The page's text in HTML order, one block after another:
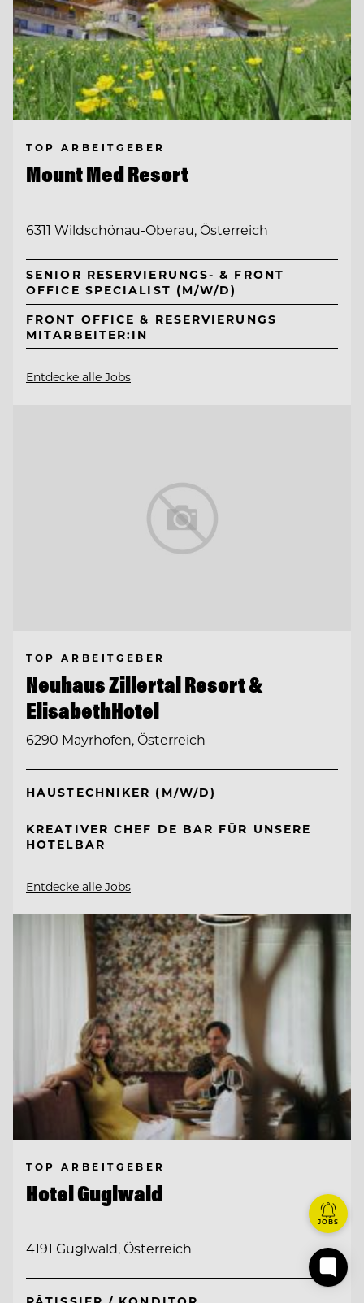
TOP ARBEITGEBER
Mount Med Resort
6311 Wildschönau-Oberau, Österreich
SENIOR RESERVIERUNGS- & FRONT
OFFICE SPECIALIST (M/W/D)
FRONT OFFICE & RESERVIERUNGS
MITARBEITER:IN
Entdecke alle Jobs
TOP ARBEITGEBER
Neuhaus Zillertal Resort &
ElisabethHotel
6290 Mayrhofen, Österreich
HAUSTECHNIKER (M/W/D)
KREATIVER CHEF DE BAR FÜR UNSERE
HOTELBAR
Entdecke alle Jobs
TOP ARBEITGEBER
Hotel Guglwald
4191 Guglwald, Österreich
JOBS